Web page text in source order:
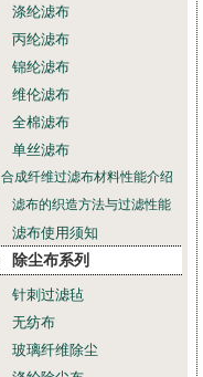
涤纶滤布
丙纶滤布
锦纶滤布
维伦滤布
全棉滤布
单丝滤布
合成纤维过滤布材料性能介绍
滤布的织造方法与过滤性能
滤布使用须知
除尘布系列
针刺过滤毡
无纺布
玻璃纤维除尘